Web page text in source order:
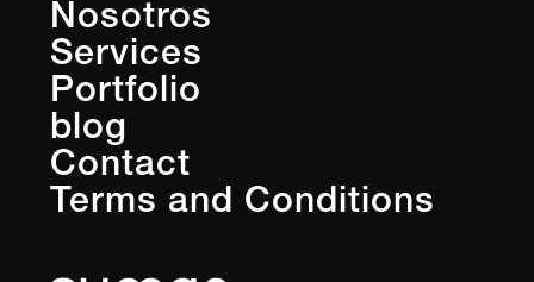
Nosotros
Services
Portfolio
blog
Contact
Terms and Conditions